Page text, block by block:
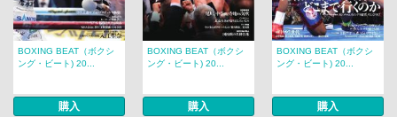
BOXING BEAT（ボクシ
ング・ビート) 20...
購入
BOXING BEAT（ボクシ
ング・ビート) 20...
購入
BOXING BEAT（ボクシ
ング・ビート) 20...
購入